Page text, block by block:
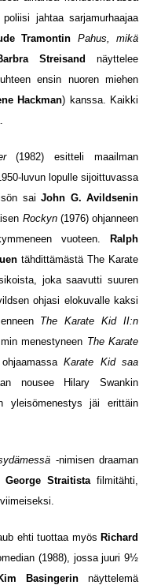
jahtaa sarjamurhaajaa
Tramontin Pahus, mikä
Streisand
näyttelee
ensin nuoren miehen
Hackman) kanssa. Kaikki
(1982) esitteli maailman
luvun lopulle sijoittuvassa
saiJohn G. Avildsenin
Rockyn(1976) ohjanneen
vuoteen.
Ralph
tähdittämästä The Karate
joka saavutti suuren
ohjasi elokuvalle kaksi
The Karate Kid II:n
menestyneen The Karate
Karate Kid saa
nousee Hilary Swankin
yleisömenestys jäi erittäin
-nimisen draaman
George Straitistafilmitähti,
ehti tuottaa myös Richard
(1988), jossa juuri 9½
Basingerinnäyttelemä